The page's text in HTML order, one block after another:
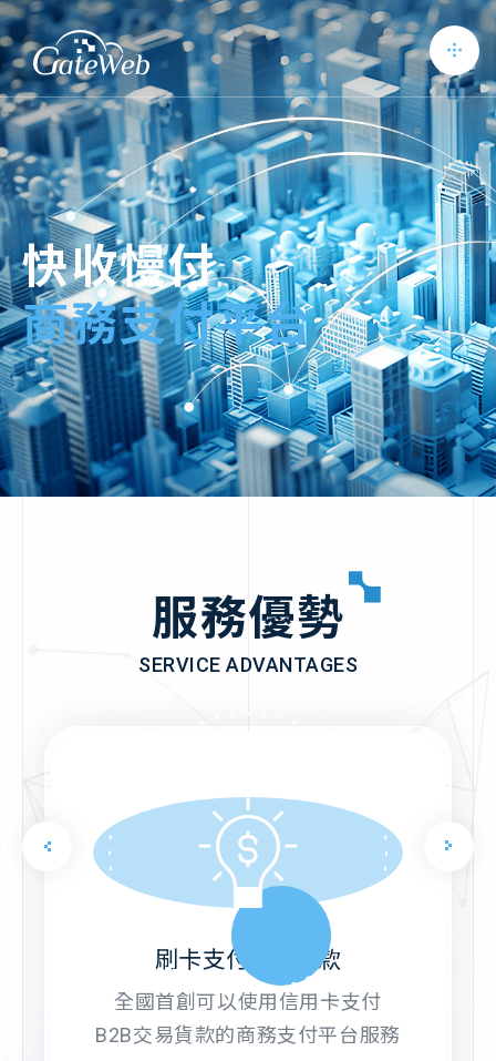
快收慢付
商務支付平台
服務優勢
SERVICE ADVANTAGES
刷卡支付B2B貨款
全國首創可以使用信用卡支付
B2B交易貨款的商務支付平台服務